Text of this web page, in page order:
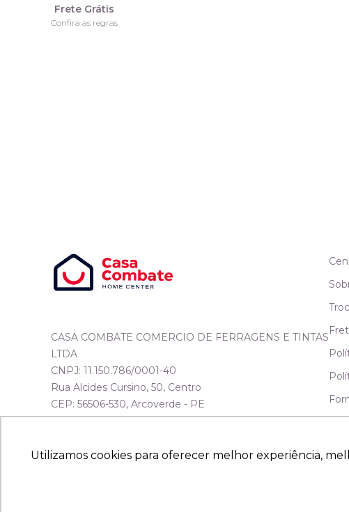
Utilizamos cookies para oferecer melhor experiência,
Frete Grátis
Confira as regras
CASA COMBATE COMERCIO DE FERRAGENS E TINTAS
LTDA
CNPJ: 11.150.786/0001-40
Rua Alcides Cursino, 50, Centro
CEP: 56506-530, Arcoverde - PE